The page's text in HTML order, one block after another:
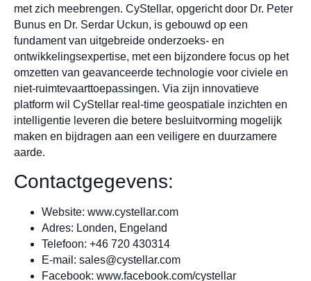
met zich meebrengen. CyStellar, opgericht door Dr. Peter
Bunus en Dr. Serdar Uckun, is gebouwd op een
fundament van uitgebreide onderzoeks- en
ontwikkelingsexpertise, met een bijzondere focus op het
omzetten van geavanceerde technologie voor civiele en
niet-ruimtevaarttoepassingen. Via zijn innovatieve
platform wil CyStellar real-time geospatiale inzichten en
intelligentie leveren die betere besluitvorming mogelijk
maken en bijdragen aan een veiligere en duurzamere
aarde.
Contactgegevens:
Website: www.cystellar.com
Adres: Londen, Engeland
Telefoon: +46 720 430314
E-mail: sales@cystellar.com
Facebook: www.facebook.com/cystellar